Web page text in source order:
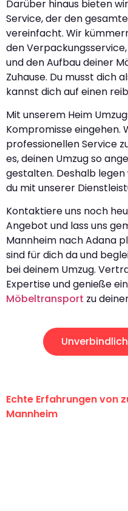
Darüber hinaus bieten
Service, der den
vereinfacht. Wir
den
und den Aufbau deiner
Zuhause. Du musst dich
kannst dich auf einen
Mit unserem Heim
Kompromisse eingehen.
professionellen Service
es, deinen Umzug so
gestalten. Deshalb
du mit unserer
Kontaktiere uns noch
Angebot und lass uns
Mannheim nach Adana
sind für dich da und
bei deinem Umzug.
Expertise und genieße
Möbeltransport zu
Echte Erfahrungen von
Mannheim